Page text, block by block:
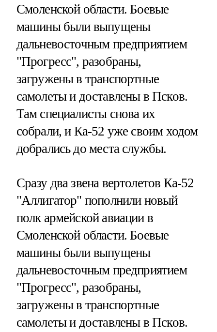
Смоленской области. Боевые
машины были выпущены
дальневосточным предприятием
"Прогресс", разобраны,
загружены в транспортные
самолеты и доставлены в Псков.
Там специалисты снова их
собрали, и Ка-52 уже своим ходом
добрались до места службы.
Сразу два звена вертолетов Ка-52
"Аллигатор" пополнили новый
полк армейской авиации в
Смоленской области. Боевые
машины были выпущены
дальневосточным предприятием
"Прогресс", разобраны,
загружены в транспортные
самолеты и доставлены в Псков.